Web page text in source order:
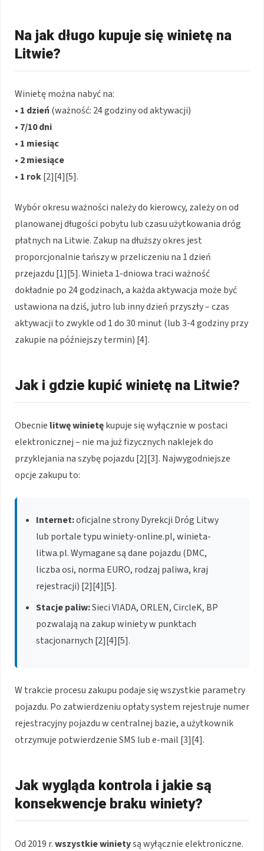
Na jak długo kupuje się winietę na
Litwie?
Winietę można nabyć na:
• 1 dzień(ważność: 24 godziny od aktywacji)
• 7/10 dni
• 1 miesiąc
• 2 miesiące
• 1 rok[2][4][5].
Wybór okresu ważności należy do kierowcy, zależy on od
planowanej długości pobytu lub czasu użytkowania dróg
płatnych na Litwie. Zakup na dłuższy okres jest
proporcjonalnie tańszy w przeliczeniu na 1 dzień
przejazdu [1][5]. Winieta 1-dniowa traci ważność
dokładnie po 24 godzinach, a każda aktywacja może być
ustawiona na dziś, jutro lub inny dzień przyszły – czas
aktywacji to zwykle od 1 do 30 minut (lub 3-4 godziny przy
zakupie na późniejszy termin) [4].
Jak i gdzie kupić winietę na Litwie?
Obecnie litwę winietękupuje się wyłącznie w postaci
elektronicznej – nie ma już fizycznych naklejek do
przyklejania na szybę pojazdu [2][3]. Najwygodniejsze
opcje zakupu to:
Internet:oficjalne strony Dyrekcji Dróg Litwy
lub portale typu winiety-online.pl, winieta-
litwa.pl. Wymagane są dane pojazdu (DMC,
liczba osi, norma EURO, rodzaj paliwa, kraj
rejestracji) [2][4][5].
Stacje paliw:Sieci VIADA, ORLEN, CircleK, BP
pozwalają na zakup winiety w punktach
stacjonarnych [2][4][5].
W trakcie procesu zakupu podaje się wszystkie parametry
pojazdu. Po zatwierdzeniu opłaty system rejestruje numer
rejestracyjny pojazdu w centralnej bazie, a użytkownik
otrzymuje potwierdzenie SMS lub e-mail [3][4].
Jak wygląda kontrola i jakie są
konsekwencje braku winiety?
Od 2019 r.wszystkie winietysą wyłącznie elektroniczne.